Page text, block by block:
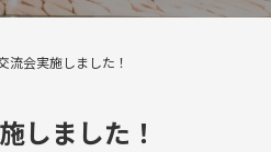
流会実施しました！
しました！